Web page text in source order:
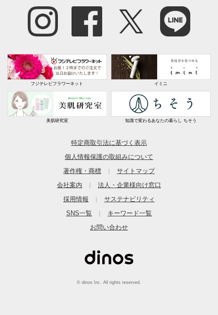
フジテレビフラワーネット イミニ
美肌研究室 知識で変わるあなたの暮らし ちそう
特定商取引法に基づく表示
個人情報保護の取組みについて
著作権・商標
サイトマップ
会社案内
法人・企業様向け窓口
採用情報
サステナビリティ
SNS一覧
キーワード一覧
お問い合わせ
© dinos Inc. All rights reserved.